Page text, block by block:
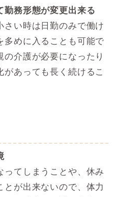
務形態が変更出来る
さい時は日勤のみで働け
多めに入ることも可能で
介護が必要になったり
があっても長く続けるこ
ってしまうことや、休み
とが出来ないので、体力